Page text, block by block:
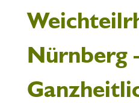
Nürnberg